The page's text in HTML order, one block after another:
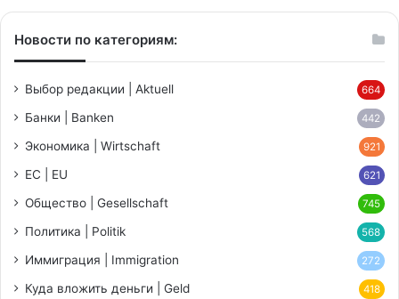
Новости по категориям:
Выбор редакции | Aktuell 664
Банки | Banken 442
Экономика | Wirtschaft 921
ЕС | EU 621
Общество | Gesellschaft 745
Политика | Politik 568
Иммиграция | Immigration 272
Куда вложить деньги | Geld 418